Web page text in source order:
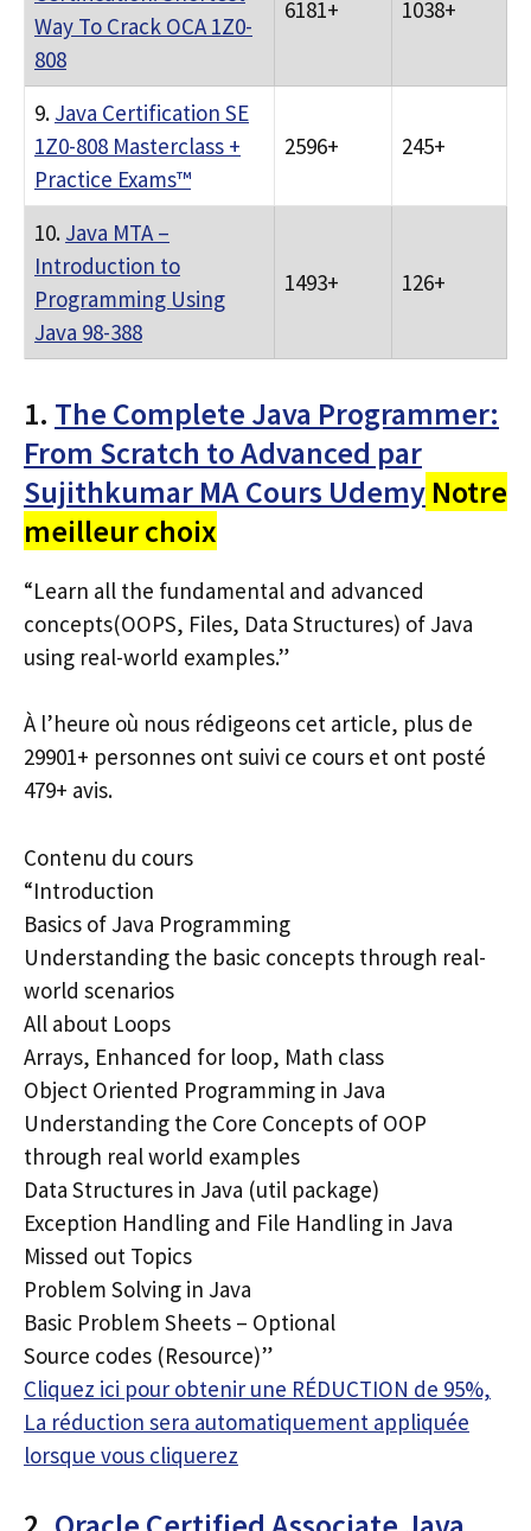
Way To Crack OCA 1Z0-
808
6181+ 1038+
9. Java Certification SE
1Z0-808 Masterclass +
Practice Exams™
2596+ 245+
10. Java MTA –
Introduction to
Programming Using
Java 98-388
1493+ 126+
1. The Complete Java Programmer:
From Scratch to Advanced par
Sujithkumar MA Cours Udemy Notre
meilleur choix
“Learn all the fundamental and advanced
concepts(OOPS, Files, Data Structures) of Java
using real-world examples.”
À l’heure où nous rédigeons cet article, plus de
29901+ personnes ont suivi ce cours et ont posté
479+ avis.
Contenu du cours
“Introduction
Basics of Java Programming
Understanding the basic concepts through real-
world scenarios
All about Loops
Arrays, Enhanced for loop, Math class
Object Oriented Programming in Java
Understanding the Core Concepts of OOP
through real world examples
Data Structures in Java (util package)
Exception Handling and File Handling in Java
Missed out Topics
Problem Solving in Java
Basic Problem Sheets – Optional
Source codes (Resource)”
Cliquez ici pour obtenir une RÉDUCTION de 95%,
La réduction sera automatiquement appliquée
lorsque vous cliquerez